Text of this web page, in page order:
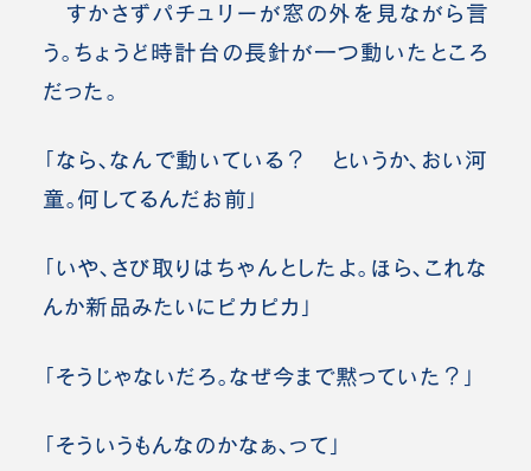
すかさずパチュリーが窓の外を見ながら言
う。ちょうど時計台の長針が一つ動いたところ
だった。
「なら、なんで動いている？ というか、おい河
童。何してるんだお前」
「いや、さび取りはちゃんとしたよ。ほら、これな
んか新品みたいにピカピカ」
「そうじゃないだろ。なぜ今まで黙っていた？」
「そういうもんなのかなぁ、って」